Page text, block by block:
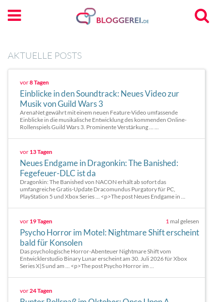
AKTUELLE POSTS
vor8 Tagen
Einblicke in den Soundtrack: Neues Video zur
Musik von Guild Wars 3
ArenaNet gewährt mit einem neuen Feature-Video umfassende
Einblicke in die musikalische Entwicklung des kommenden Online-
Rollenspiels Guild Wars 3. Prominente Verstärkung … ...
vor 13 Tagen
Neues Endgame in Dragonkin: The Banished:
Fegefeuer-DLC ist da
Dragonkin: The Banished von NACON erhält ab sofort das
umfangreiche Gratis-Update Dracomundus Purgatory für PC,
PlayStation 5 und Xbox Series … <p>The post Neues Endgame in ...
vor 19 Tagen 1 mal gelesen
Psycho Horror im Motel: Nightmare Shift erscheint
bald für Konsolen
Das psychologische Horror-Abenteuer Nightmare Shift vom
Entwicklerstudio Binary Lunar erscheint am 30. Juli 2026 für Xbox
Series X|S und am … <p>The post Psycho Horror im ...
vor24 Tagen